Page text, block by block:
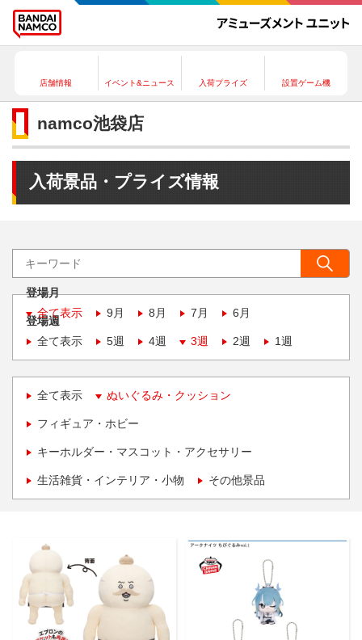
店舗情報 イベント&ニュース 入荷プライズ 設置ゲーム機
namco池袋店
入荷景品・プライズ情報
登場月
全て表示
9月 8月 7月 6月
登場週
全て表示
5週 4週 3週 2週 1週
全て表示 ぬいぐるみ・クッション
フィギュア・ホビー
キーホルダー・マスコット・アクセサリー
生活雑貨・インテリア・小物 その他景品